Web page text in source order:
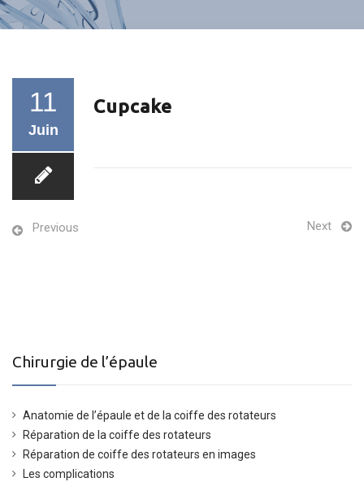
11
Juin
Cupcake
Previous Next
Chirurgie de l’épaule
Anatomie de l’épaule et de la coiffe des rotateurs
Réparation de la coiffe des rotateurs
Réparation de coiffe des rotateurs en images
Les complications